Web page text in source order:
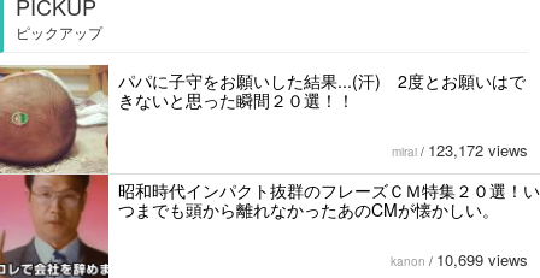
ピックアップ
パパに子守をお願いした結果...(汗) 2度とお願いはで
きないと思った瞬間２０選！！
mirai / 123,172 views
昭和時代インパクト抜群のフレーズＣＭ特集２０選！い
つまでも頭から離れなかったあのCMが懐かしい。
kanon / 10,699 views